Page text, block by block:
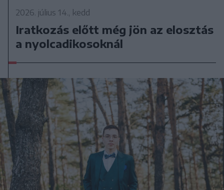
2026. július 14., kedd
Iratkozás előtt még jön az elosztás
a nyolcadikosoknál